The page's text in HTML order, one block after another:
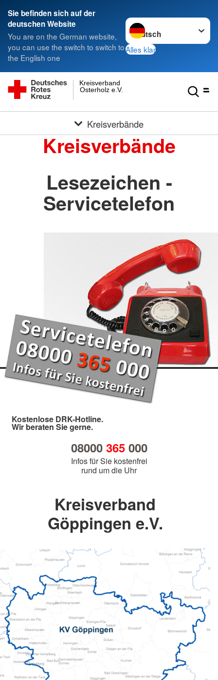
Sie befinden sich auf der
deutschen Website
You are on the German website,
you can use the switch to switch to
the English one
Sprache wechseln zu
Alles klar
Osterholz e.V.
Kreisverband
Kreisverbände
Kreisverbände
Lesezeichen -
Servicetelefon
Kostenlose DRK-Hotline.
Wir beraten Sie gerne.
08000 365000
Infos für Sie kostenfrei
rund um die Uhr
Kreisverband
Göppingen e.V.